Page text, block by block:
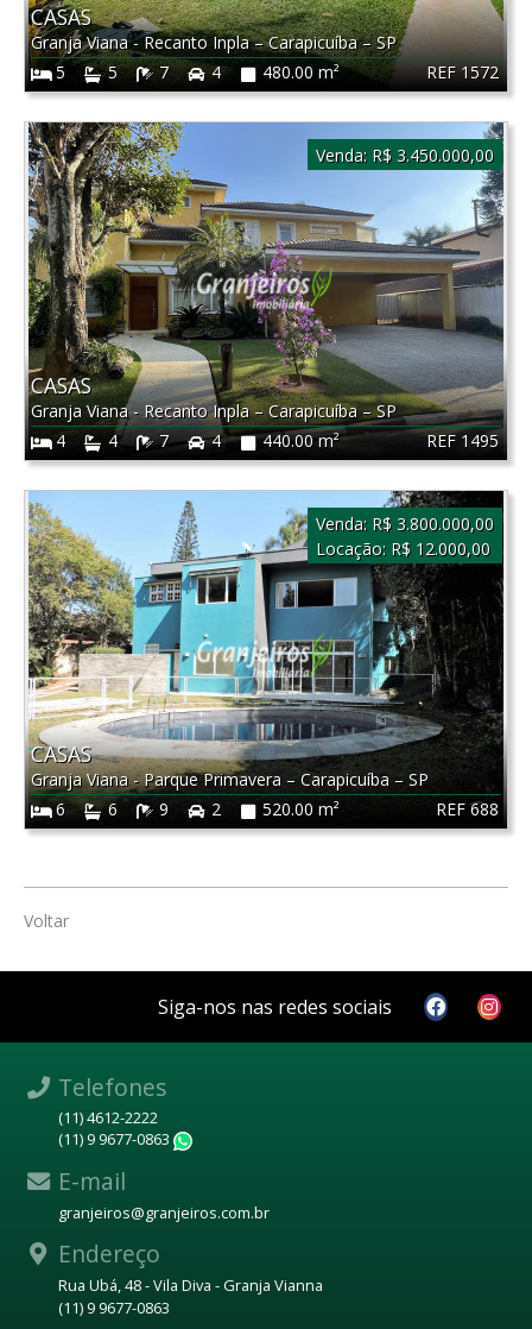
REF 1572
CASAS
Granja Viana - Recanto Inpla–Carapicuíba–SP
5
5 7 4 480.00 m²
REF 1495
CASAS
Granja Viana - Recanto Inpla–Carapicuíba–SP
4
4 7 4 440.00 m²
Venda: R$ 3.450.000,00
REF 688
CASAS
Granja Viana - Parque Primavera –Carapicuíba – SP
6
6 9 2 520.00 m²
Venda: R$ 3.800.000,00
Locação: R$ 12.000,00
Voltar
Siga-nos nas redes sociais
Telefones
(11) 4612-2222
(11) 9 9677-0863
E-mail
granjeiros@granjeiros.com.br
Endereço
Rua Ubá, 48 - Vila Diva - Granja Vianna
(11) 9 9677-0863